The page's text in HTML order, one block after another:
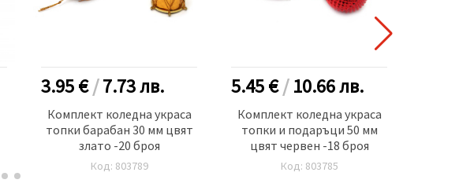
3.95 €/7.73лв.
Комплект коледна украса
топки барабан 30 мм цвят
злато -20 броя
Код: 803789
5.45 €/10.66лв.
Комплект коледна украса
топки и подаръци 50 мм
цвят червен -18 броя
Код: 803785